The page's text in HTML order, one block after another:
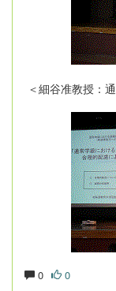
＜細谷准教授：
0 0